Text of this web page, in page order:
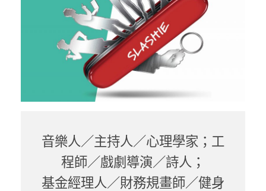
音樂人／主持人／心理學家；工
程師／戲劇導演／詩人；
基金經理人／財務規畫師／健身